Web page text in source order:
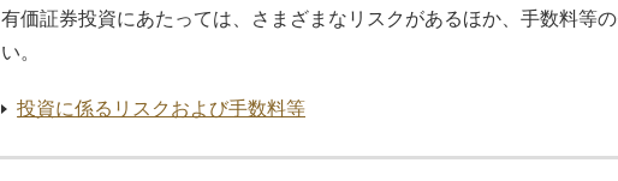
有価証券投資にあたっては、さまざまなリスクがあるほか、手数料等
い。
投資に係るリスクおよび手数料等